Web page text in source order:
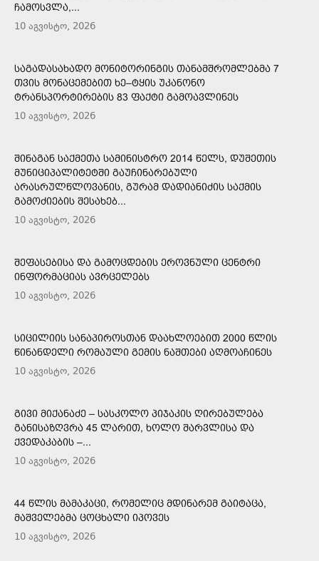
ᲩᲐᲛᲝᲡᲕᲚᲐ,...
10 აგვისტო, 2026
ᲡᲐᲒᲐᲓᲐᲡᲐᲮᲐᲓᲝ ᲛᲝᲜᲘᲢᲝᲠᲘᲜᲒᲘᲡ ᲗᲐᲜᲐᲛᲨᲠᲝᲛᲚᲔᲑᲛᲐ 7
ᲗᲕᲘᲡ ᲛᲝᲜᲐᲪᲔᲛᲔᲑᲘᲗ ᲮᲔ–ᲢᲧᲘᲡ ᲣᲙᲐᲜᲝᲜᲝ
ᲢᲠᲐᲜᲡᲞᲝᲠᲢᲘᲠᲔᲑᲘᲡ 83 ᲤᲐᲥᲢᲘ ᲒᲐᲛᲝᲐᲕᲚᲘᲜᲔᲡ
10 აგვისტო, 2026
ᲨᲘᲜᲐᲒᲐᲜ ᲡᲐᲥᲛᲔᲗᲐ ᲡᲐᲛᲘᲜᲘᲡᲢᲠᲝ 2014 ᲬᲔᲚᲡ, ᲓᲣᲨᲔᲗᲘᲡ
ᲛᲣᲜᲘᲪᲘᲞᲐᲚᲘᲢᲔᲢᲨᲘ ᲒᲐᲣᲩᲘᲜᲐᲠᲔᲑᲣᲚᲘ
ᲐᲠᲐᲡᲠᲣᲚᲬᲚᲝᲕᲐᲜᲘᲡ, ᲒᲣᲠᲐᲛ ᲓᲐᲓᲘᲐᲜᲘᲫᲘᲡ ᲡᲐᲥᲛᲘᲡ
ᲒᲐᲛᲝᲫᲘᲔᲑᲘᲡ ᲨᲔᲡᲐᲮᲔᲑ...
10 აგვისტო, 2026
ᲨᲔᲤᲐᲡᲔᲑᲘᲡᲐ ᲓᲐ ᲒᲐᲛᲝᲪᲓᲔᲑᲘᲡ ᲔᲠᲝᲕᲜᲣᲚᲘ ᲪᲔᲜᲢᲠᲘ
ᲘᲜᲤᲝᲠᲛᲐᲪᲘᲐᲡ ᲐᲕᲠᲪᲔᲚᲔᲑᲡ
10 აგვისტო, 2026
ᲡᲘᲪᲘᲚᲘᲘᲡ ᲡᲐᲜᲐᲞᲘᲠᲝᲡᲗᲐᲜ ᲓᲐᲐᲮᲚᲝᲔᲑᲘᲗ 2000 ᲬᲚᲘᲡ
ᲬᲘᲜᲐᲜᲓᲔᲚᲘ ᲠᲝᲛᲐᲣᲚᲘ ᲒᲔᲛᲘᲡ ᲜᲐᲨᲗᲔᲑᲘ ᲐᲦᲛᲝᲐᲩᲘᲜᲔᲡ
10 აგვისტო, 2026
ᲒᲘᲕᲘ ᲛᲘᲥᲐᲜᲐᲫᲔ – ᲡᲐᲡᲙᲝᲚᲝ ᲞᲘᲯᲐᲙᲘᲡ ᲦᲘᲠᲔᲑᲣᲚᲔᲑᲐ
ᲒᲐᲜᲘᲡᲐᲖᲦᲕᲠᲐ 45 ᲚᲐᲠᲘᲗ, ᲮᲝᲚᲝ ᲨᲐᲠᲕᲚᲘᲡᲐ ᲓᲐ
ᲥᲕᲔᲓᲐᲙᲐᲑᲘᲡ –...
10 აგვისტო, 2026
44 ᲬᲚᲘᲡ ᲛᲐᲛᲐᲙᲐᲪᲘ, ᲠᲝᲛᲔᲚᲘᲪ ᲛᲓᲘᲜᲐᲠᲔᲛ ᲒᲐᲘᲢᲐᲪᲐ,
ᲛᲐᲨᲕᲔᲚᲔᲑᲛᲐ ᲪᲝᲪᲮᲐᲚᲘ ᲘᲞᲝᲕᲔᲡ
10 აგვისტო, 2026